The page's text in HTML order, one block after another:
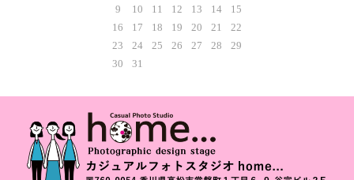
9
10 11 12 13 14
15
16
17 18 19 20 21
22
23
24 25 26 27 28
29
30
31